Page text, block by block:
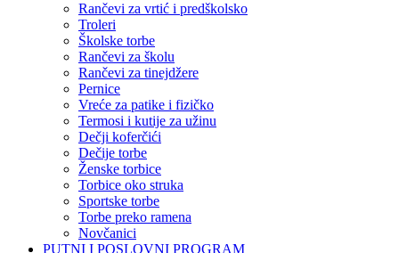
Rančevi za vrtić i predškolsko
Troleri
Školske torbe
Rančevi za školu
Rančevi za tinejdžere
Pernice
Vreće za patike i fizičko
Termosi i kutije za užinu
Dečji koferčići
Dečije torbe
Ženske torbice
Torbice oko struka
Sportske torbe
Torbe preko ramena
Novčanici
PUTNI I POSLOVNI PROGRAM